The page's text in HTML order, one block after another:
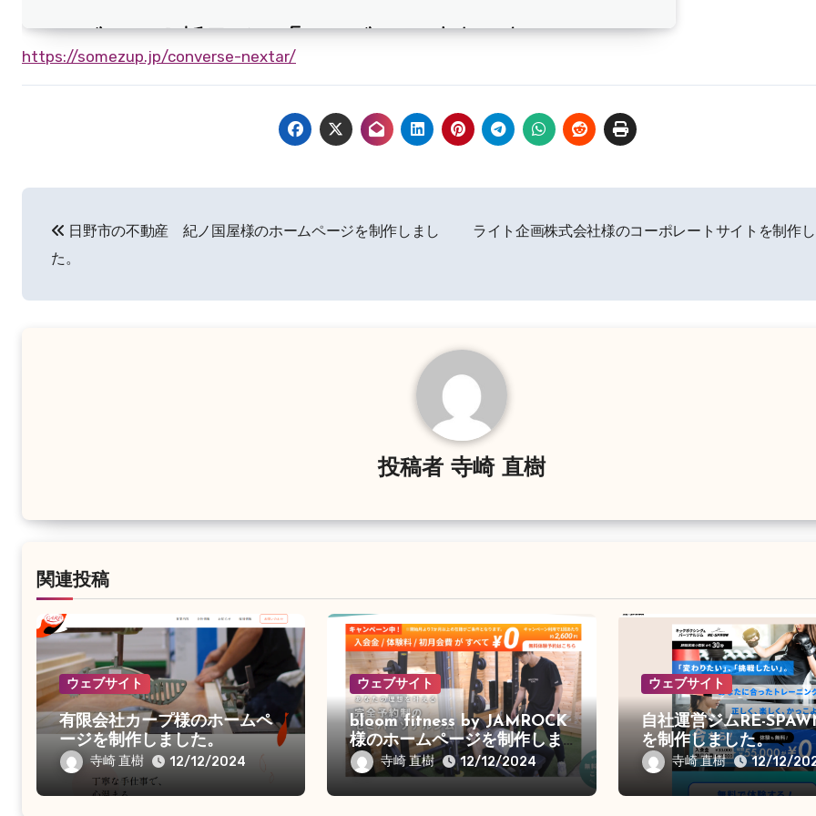
https://somezup.jp/converse-nextar/
日野市の不動産 紀ノ国屋様のホームページを制作しまし
た。
ライト企画株式会社様のコーポレートサイトを制作
投稿者 寺崎 直樹
関連投稿
ウェブサイト
有限会社カープ様のホームペ
ージを制作しました。
寺崎 直樹 12/12/2024
ウェブサイト
bloom fitness by JAMROCK
様のホームページを制作しま
した。寺崎 直樹 12/12/2024
ウェブサイト
自社運営ジムRE-
を制作しました。
寺崎 直樹 12/12/